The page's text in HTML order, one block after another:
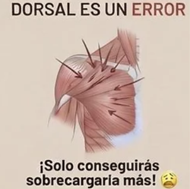
para aliviar el dolor. ¡Cuida tu cuerpo para
www.centrokyomu.c